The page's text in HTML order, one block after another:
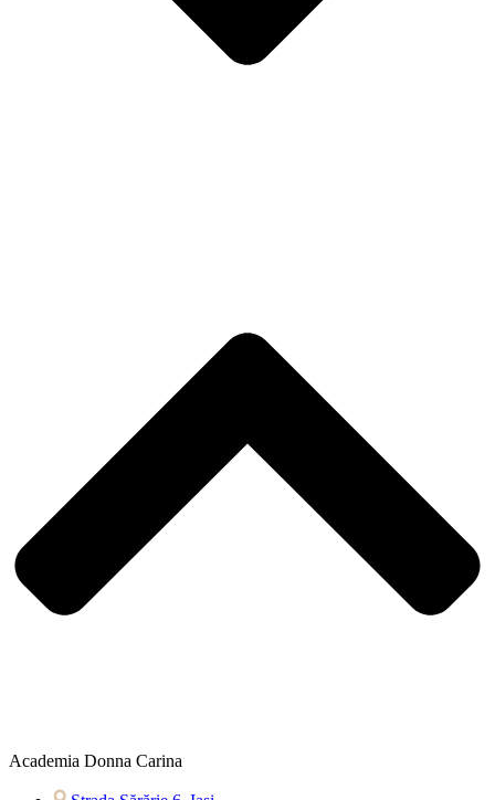
Academia Donna Carina